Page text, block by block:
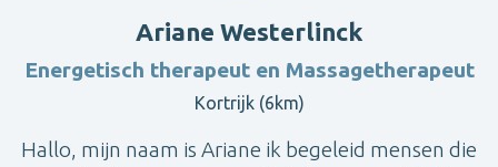
Ariane Westerlinck
Energetisch therapeut en Massagetherapeut
Kortrijk (6km)
Hallo, mijn naam is Ariane ik begeleid mensen die